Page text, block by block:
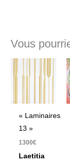
Vous
« Laminaires
13 »
1300€
Laetitia